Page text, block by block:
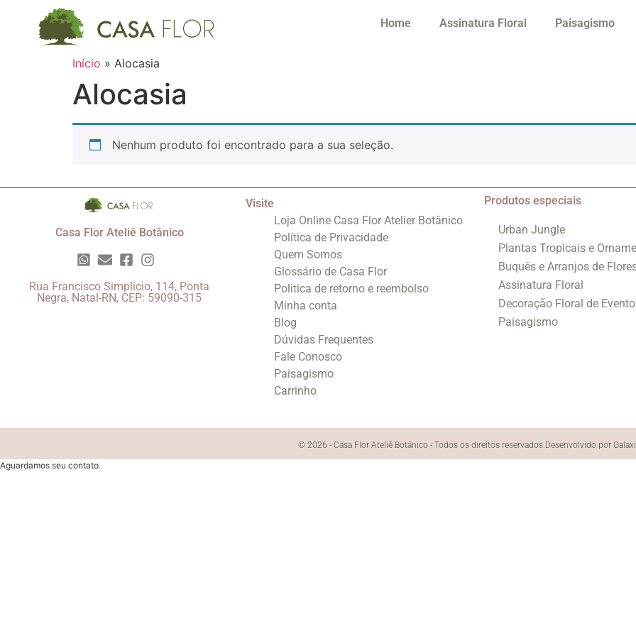
Home Assinatura Floral Paisagismo
Início » Alocasia
Alocasia
Nenhum produto foi encontrado para a sua seleção.
Casa Flor Ateliê Botânico
Rua Francisco Simplício, 114, Ponta
Negra, Natal-RN, CEP: 59090-315
Visite
Loja Online Casa Flor Atelier Botânico
Política de Privacidade
Quem Somos
Glossário de Casa Flor
Politica de retorno e reembolso
Minha conta
Blog
Dúvidas Frequentes
Fale Conosco
Paisagismo
Carrinho
Produtos especiais
Urban Jungle
Plantas Tropicais e
Buquês e Arranjos de
Assinatura Floral
Decoração Floral de
Paisagismo
© 2026 - Casa Flor Ateliê Botânico - Todos os direitos reservados.Desenvolvido por
Aguardamos seu contato.